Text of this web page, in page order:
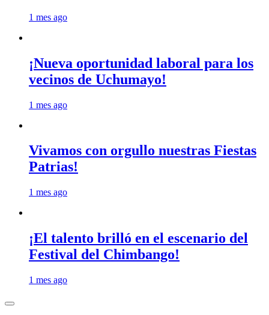
1 mes ago
¡Nueva oportunidad laboral para los
vecinos de Uchumayo!
1 mes ago
Vivamos con orgullo nuestras Fiestas
Patrias!
1 mes ago
¡El talento brilló en el escenario del
Festival del Chimbango!
1 mes ago